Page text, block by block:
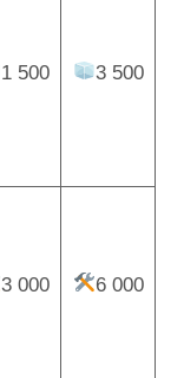
1 500 3 500
3 000 6 000